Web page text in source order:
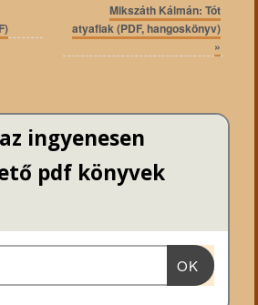
Mikszáth Kálmán: Tót
atyafiak (PDF, hangoskönyv)
»
ingyenesen
pdf könyvek
OK